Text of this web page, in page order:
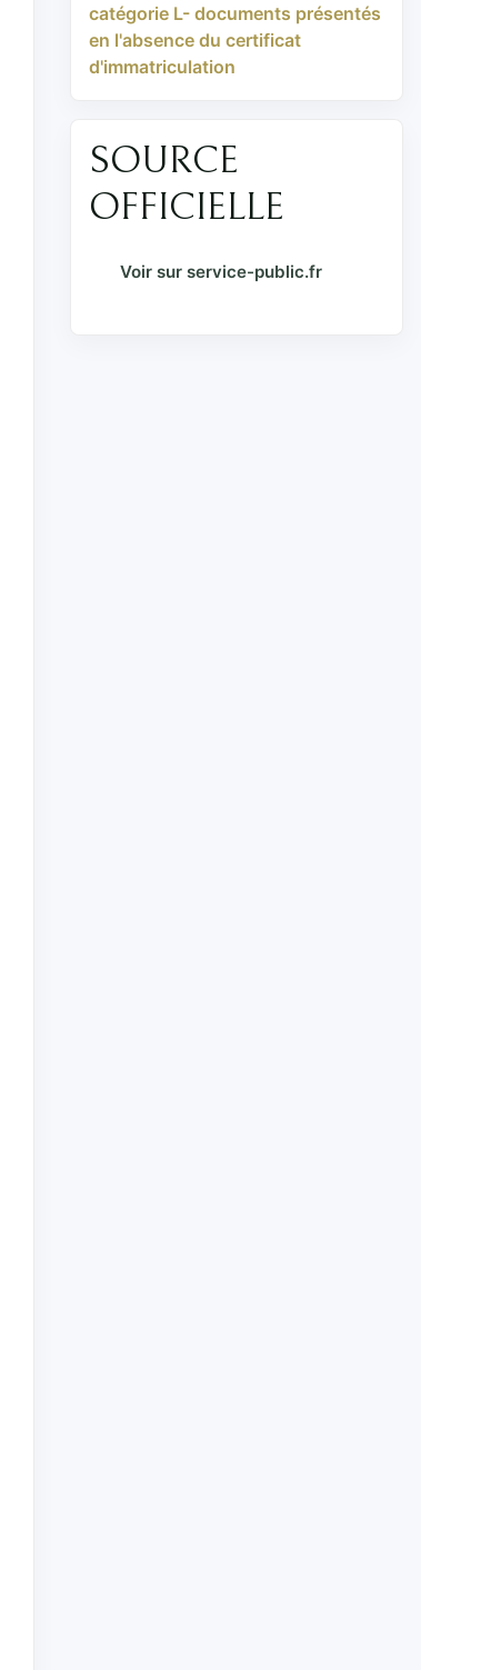
catégorie L- documents présentés
en l'absence du certificat
d'immatriculation
SOURCE
OFFICIELLE
Voir sur service-public.fr